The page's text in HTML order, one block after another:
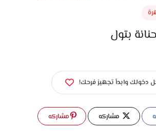
دخولك وابدأ تجهيز فرحك!
مشاركه مشاركه